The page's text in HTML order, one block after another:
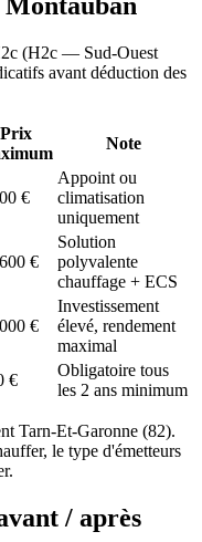
(H2c — Sud-Ouest
avant déduction des
Prix
Note
€
Appoint ou
climatisation
uniquement
€
Solution
polyvalente
chauffage + ECS
€
Investissement
élevé, rendement
maximal
€
Obligatoire tous
les 2 ans minimum
Tarn-Et-Garonne (82).
le type d'émetteurs
/ après